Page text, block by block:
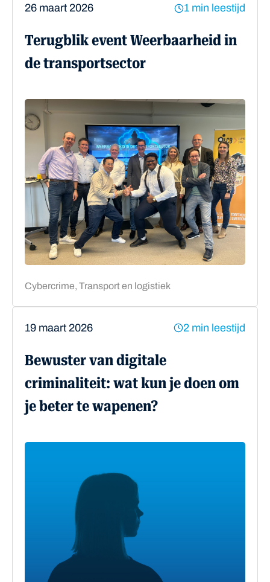
26 maart 2026 1 min leestijd
Terugblik event Weerbaarheid in
de transportsector
Cybercrime, Transport en logistiek
19 maart 2026 2 min leestijd
Bewuster van digitale
criminaliteit: wat kun je doen om
je beter te wapenen?